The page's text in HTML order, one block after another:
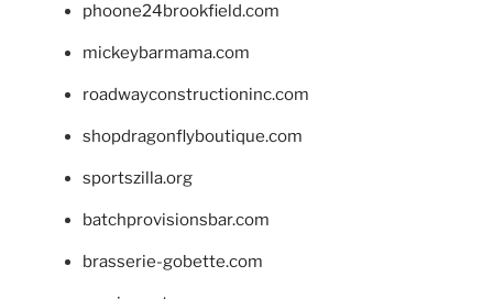
phoone24brookfield.com
mickeybarmama.com
roadwayconstructioninc.com
shopdragonflyboutique.com
sportszilla.org
batchprovisionsbar.com
brasserie-gobette.com